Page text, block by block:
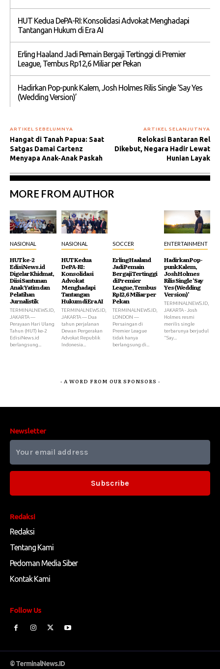
HUT Kedua DePA-RI: Konsolidasi Advokat Menghadapi
Tantangan Hukum di Era AI
Erling Haaland Jadi Pemain Bergaji Tertinggi di Premier
League, Tembus Rp12,6 Miliar per Pekan
Hadirkan Pop-punk Kalem, Josh Holmes Rilis Single ‘Say Yes
(Wedding Version)’
ARTIKEL SEBELUMNYA
Hangat di Tanah Papua: Saat
Satgas Damai Cartenz
Menyapa Anak-Anak Paskah
ARTIKEL SELANJUTNYA
Relokasi Bantaran Rel
Dikebut, Negara Hadir Lewat
Hunian Layak
MORE FROM AUTHOR
NASIONAL
HUT ke-2
EdisiNews.id
Digelar Khidmat,
Diisi Santunan
Anak Yatim dan
Pelatihan
Jurnalistik
TERMINALNEWS.ID,
JAKARTA —
Perayaan Hari Ulang
Tahun (HUT) ke-2
EdisiNews.id
berlangsung...
NASIONAL
HUT Kedua
DePA-RI:
Konsolidasi
Advokat
Menghadapi
Tantangan
Hukum di Era AI
TERMINALNEWS.ID,
JAKARTA — Dua
tahun perjalanan
Dewan Pergerakan
Advokat Republik
Indonesia...
SOCCER
Erling Haaland
Jadi Pemain
Bergaji Tertinggi
di Premier
League, Tembus
Rp12,6 Miliar per
Pekan
TERMINALNEWS.ID,
LONDON —
Persaingan di
Premier League
tidak hanya
berlangsung di...
ENTERTAINMENT
Hadirkan Pop-
punk Kalem,
Josh Holmes
Rilis Single ‘Say
Yes (Wedding
Version)’
TERMINALNEWS.ID,
JAKARTA - Josh
Holmes resmi
merilis single
terbarunya berjudul
"Say...
- A WORD FROM OUR SPONSORS -
Redaksi
Redaksi
Tentang Kami
Pedoman Media Siber
Kontak Kami
Follow Us
Newsletter
Subscribe
© TerminalNews.ID